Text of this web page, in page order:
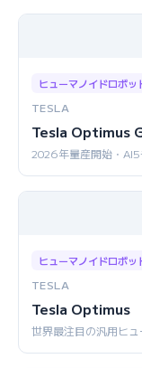
ヒューマノイドロボッ
TESLA
Tesla Optimus
2026年量産開始・
ヒューマノイドロボッ
TESLA
Tesla Optimus
世界最注目の汎用ヒ